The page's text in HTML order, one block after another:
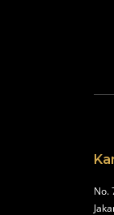
No.